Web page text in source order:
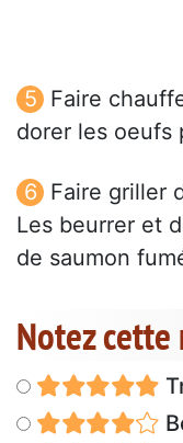
Faire
dorer les oeufs
Faire griller
Les beurrer et
de saumon
Notez cette